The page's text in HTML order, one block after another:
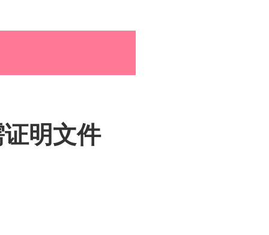
综合资讯
孕育知识
明文件